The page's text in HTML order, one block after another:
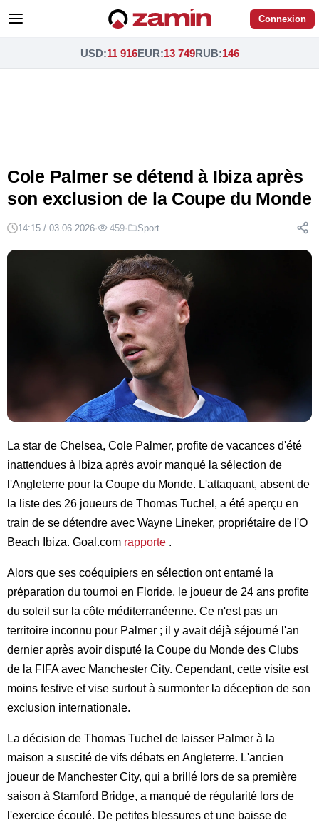
Connexion
USD:11 916EUR:13 749RUB:146
Cole Palmer se détend à Ibiza après
son exclusion de la Coupe du Monde
14:15 / 03.06.2026· 459· Sport
La star de Chelsea, Cole Palmer, profite de vacances d'été
inattendues à Ibiza après avoir manqué la sélection de
l'Angleterre pour la Coupe du Monde. L'attaquant, absent de
la liste des 26 joueurs de Thomas Tuchel, a été aperçu en
train de se détendre avec Wayne Lineker, propriétaire de l'O
Beach Ibiza. Goal.com rapporte .
Alors que ses coéquipiers en sélection ont entamé la
préparation du tournoi en Floride, le joueur de 24 ans profite
du soleil sur la côte méditerranéenne. Ce n'est pas un
territoire inconnu pour Palmer ; il y avait déjà séjourné l'an
dernier après avoir disputé la Coupe du Monde des Clubs
de la FIFA avec Manchester City. Cependant, cette visite est
moins festive et vise surtout à surmonter la déception de son
exclusion internationale.
La décision de Thomas Tuchel de laisser Palmer à la
maison a suscité de vifs débats en Angleterre. L'ancien
joueur de Manchester City, qui a brillé lors de sa première
saison à Stamford Bridge, a manqué de régularité lors de
l'exercice écoulé. De petites blessures et une baisse de